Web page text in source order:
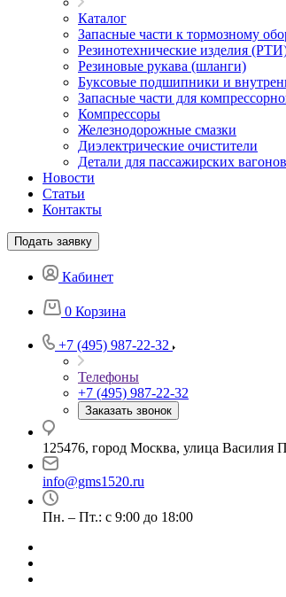
Каталог
Запасные части к тормозному
Резинотехнические изделия
Резиновые рукава (шланги)
Буксовые подшипники и
Запасные части для
Компрессоры
Железнодорожные смазки
Диэлектрические очистители
Детали для пассажирских вагонов
Новости
Статьи
Контакты
Подать заявку
Кабинет
0 Корзина
+7 (495) 987-22-32
Телефоны
+7 (495) 987-22-32
Заказать звонок
125476, город Москва, улица Василия
info@gms1520.ru
Пн. – Пт.: с 9:00 до 18:00